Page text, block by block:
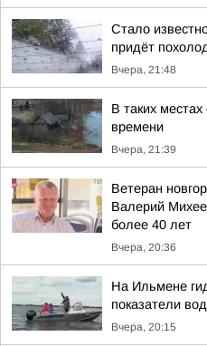
Стало
придёт
Вчера, 21:48
В таких
времени
Вчера, 21:39
Ветеран
Валерий
более 40 лет
Вчера, 20:36
На Ильмене
показатели
Вчера, 20:15